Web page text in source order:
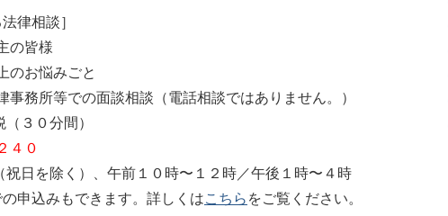
律相談］
の皆様
のお悩みごと
務所等での面談相談（電話相談ではありません。）
３０分間）
４０
日を除く）、午前１０時〜１２時／午後１時〜４時
申込みもできます。詳しくはこちら をご覧ください。